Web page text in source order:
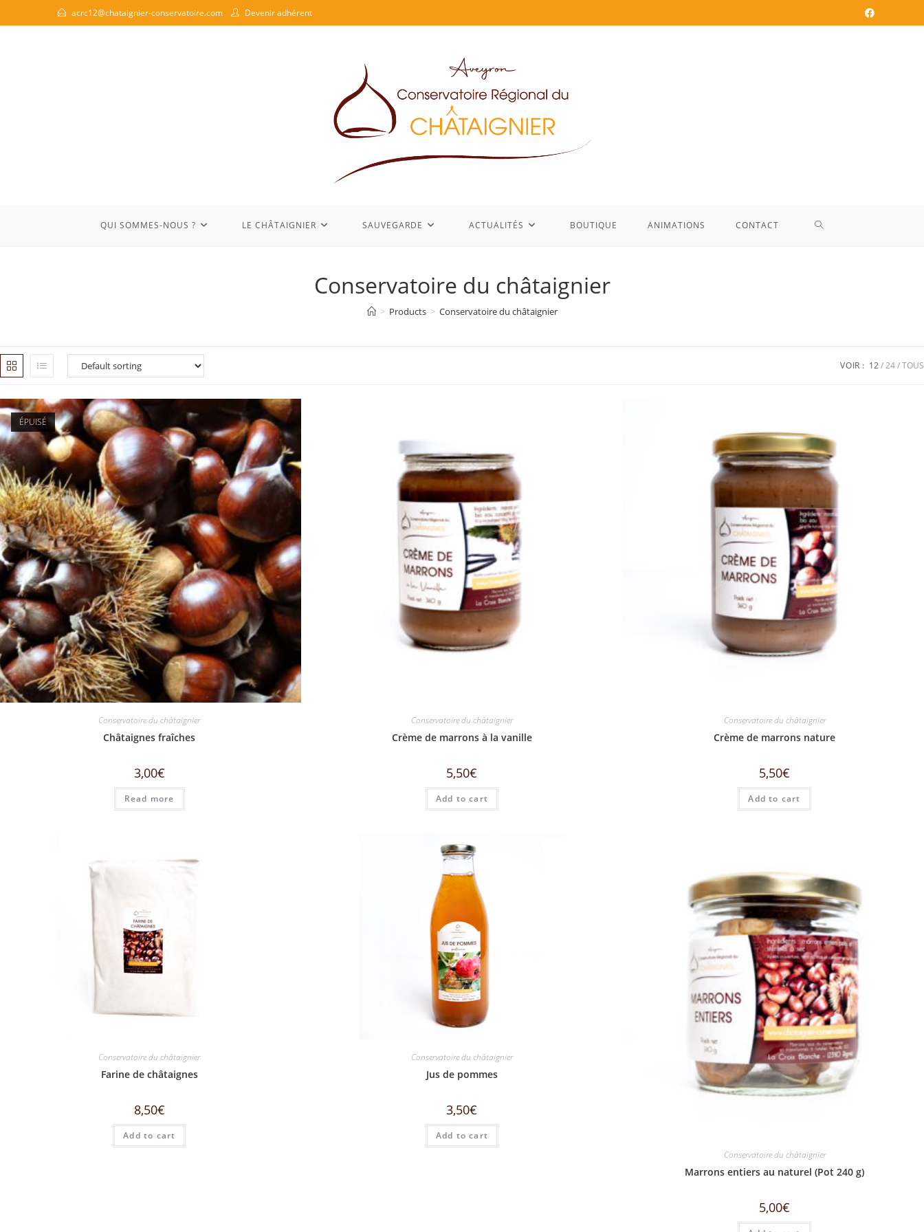
acrc12@chataignier-conservatoire.com Devenir adhérent
QUI SOMMES-NOUS ? LE CHÂTAIGNIER SAUVEGARDE ACTUALITÉS BOUTIQUE ANIMATIONS CONTACT
Conservatoire du châtaignier
> Products > Conservatoire du châtaignier
VOIR : 12 24 TOUS
ÉPUISÉ
Conservatoire du châtaignier
Châtaignes fraîches
3,00€
Read more
Conservatoire du châtaignier
Crème de marrons à la vanille
5,50€
Add to cart
Conservatoire du châtaignier
Crème de marrons nature
5,50€
Add to cart
Conservatoire du châtaignier
Farine de châtaignes
8,50€
Add to cart
Conservatoire du châtaignier
Jus de pommes
3,50€
Add to cart
Conservatoire du châtaignier
Marrons entiers au naturel (Pot 240 g)
5,00€